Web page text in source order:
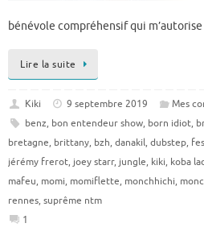
bénévole compréhensif qui
Lire la suite
Kiki 9 septembre 2019
Mes
benz, bon entendeur show, born idiot,
bretagne, brittany, bzh, danakil, dubstep,
jérémy frerot, joey starr, jungle, kiki, koba
mafeu, momi, momiflette, monchhichi,
rennes, suprême ntm
1